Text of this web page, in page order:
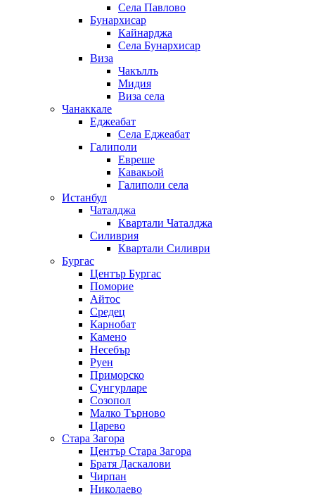
Села Павлово
Бунархисар
Кайнарджа
Села Бунархисар
Виза
Чакъллъ
Мидия
Виза села
Чанаккале
Еджеабат
Села Еджеабат
Галиполи
Евреше
Кавакьой
Галиполи села
Истанбул
Чаталджа
Квартали Чаталджа
Силиврия
Квартали Силиври
Бургас
Център Бургас
Поморие
Айтос
Средец
Карнобат
Камено
Несебър
Руен
Приморско
Сунгурларе
Созопол
Малко Търново
Царево
Стара Загора
Център Стара Загора
Братя Даскалови
Чирпан
Николаево